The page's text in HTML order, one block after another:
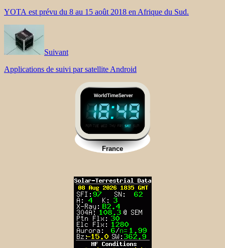
YOTA est prévu du 8 au 15 août 2018 en Afrique du Sud.
Suivant
Applications de suivi par satellite Android